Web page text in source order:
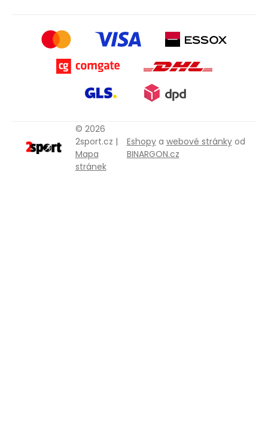
© 2026
2sport.cz |
Mapa
stránek
Eshopya webové stránkyod
BINARGON.cz